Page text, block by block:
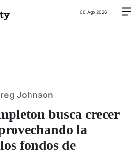
06 Ago 2026
busca crecer
la
fondos de
Johnson